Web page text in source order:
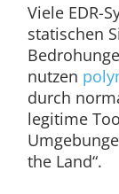
Viele EDR-
statischen
nutzen
durch
legitime
the Land“.